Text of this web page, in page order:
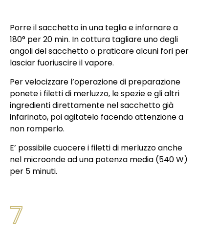
Porre il sacchetto in una teglia e infornare a
180° per 20 min. In cottura tagliare uno degli
angoli del sacchetto o praticare alcuni fori per
lasciar fuoriuscire il vapore.
Per velocizzare l’operazione di preparazione
ponete i filetti di merluzzo, le spezie e gli altri
ingredienti direttamente nel sacchetto già
infarinato, poi agitatelo facendo attenzione a
non romperlo.
E’ possibile cuocere i filetti di merluzzo anche
nel microonde ad una potenza media (540 W)
per 5 minuti.
7